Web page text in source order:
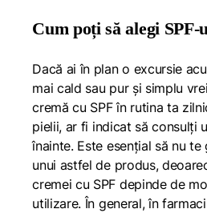
Cum poți să alegi
Dacă ai în plan o excursie
mai cald sau pur și simplu
cremă cu SPF în rutina ta
pielii, ar fi indicat să consulți
înainte. Este esențial să nu
unui astfel de produs,
cremei cu SPF depinde de
utilizare. În general, în